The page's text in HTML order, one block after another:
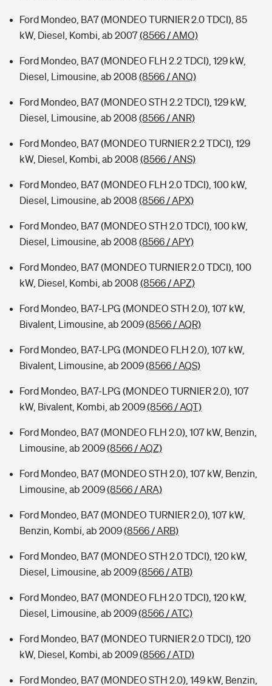
Ford Mondeo, BA7 (MONDEO TURNIER 2.0 TDCI), 85
kW, Diesel, Kombi, ab 2007(8566 / AMO)
Ford Mondeo, BA7 (MONDEO FLH 2.2 TDCI), 129 kW,
Diesel, Limousine, ab 2008 (8566 / ANQ)
Ford Mondeo, BA7 (MONDEO STH 2.2 TDCI), 129 kW,
Diesel, Limousine, ab 2008 (8566 / ANR)
Ford Mondeo, BA7 (MONDEO TURNIER 2.2 TDCI), 129
kW, Diesel, Kombi, ab 2008 (8566 / ANS)
Ford Mondeo, BA7 (MONDEO FLH 2.0 TDCI), 100 kW,
Diesel, Limousine, ab 2008 (8566 / APX)
Ford Mondeo, BA7 (MONDEO STH 2.0 TDCI), 100 kW,
Diesel, Limousine, ab 2008 (8566 / APY)
Ford Mondeo, BA7 (MONDEO TURNIER 2.0 TDCI), 100
kW, Diesel, Kombi, ab 2008 (8566 / APZ)
Ford Mondeo, BA7-LPG (MONDEO STH 2.0), 107 kW,
Bivalent, Limousine, ab 2009(8566 / AQR)
Ford Mondeo, BA7-LPG (MONDEO FLH 2.0), 107 kW,
Bivalent, Limousine, ab 2009(8566 / AQS)
Ford Mondeo, BA7-LPG (MONDEO TURNIER 2.0), 107
kW, Bivalent, Kombi, ab 2009(8566 / AQT)
Ford Mondeo, BA7 (MONDEO FLH 2.0), 107 kW, Benzin,
Limousine, ab 2009(8566 / AQZ)
Ford Mondeo, BA7 (MONDEO STH 2.0), 107 kW, Benzin,
Limousine, ab 2009(8566 / ARA)
Ford Mondeo, BA7 (MONDEO TURNIER 2.0), 107 kW,
Benzin, Kombi, ab 2009(8566 / ARB)
Ford Mondeo, BA7 (MONDEO STH 2.0 TDCI), 120 kW,
Diesel, Limousine, ab 2009(8566 / ATB)
Ford Mondeo, BA7 (MONDEO FLH 2.0 TDCI), 120 kW,
Diesel, Limousine, ab 2009(8566 / ATC)
Ford Mondeo, BA7 (MONDEO TURNIER 2.0 TDCI), 120
kW, Diesel, Kombi, ab 2009(8566 / ATD)
Ford Mondeo, BA7 (MONDEO STH 2.0), 149 kW, Benzin,